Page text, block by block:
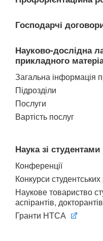
Господарчі
Науково-дослідна
прикладного
Загальна інформація
Підрозділи
Послуги
Вартість послуг
Наука зі студентами
Конференції
Конкурси студентських
Наукове товариство
аспірантів,
Гранти НТСА